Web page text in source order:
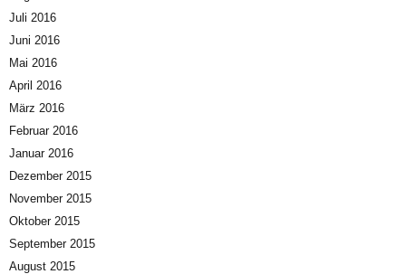
Juli 2016
Juni 2016
Mai 2016
April 2016
März 2016
Februar 2016
Januar 2016
Dezember 2015
November 2015
Oktober 2015
September 2015
August 2015